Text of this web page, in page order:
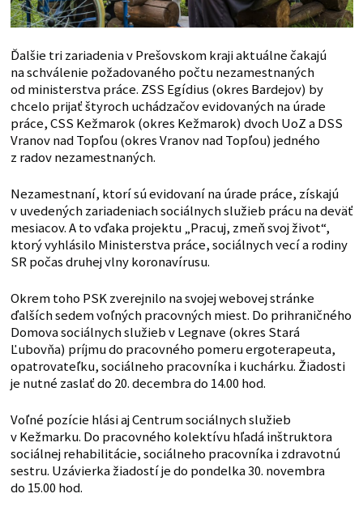
Ďalšie tri zariadenia v Prešovskom kraji aktuálne čakajú
na schválenie požadovaného počtu nezamestnaných
od ministerstva práce. ZSS Egídius (okres Bardejov) by
chcelo prijať štyroch uchádzačov evidovaných na úrade
práce, CSS Kežmarok (okres Kežmarok) dvoch UoZ a DSS
Vranov nad Topľou (okres Vranov nad Topľou) jedného
z radov nezamestnaných.
Nezamestnaní, ktorí sú evidovaní na úrade práce, získajú
v uvedených zariadeniach sociálnych služieb prácu na deväť
mesiacov. A to vďaka projektu „Pracuj, zmeň svoj život“,
ktorý vyhlásilo Ministerstva práce, sociálnych vecí a rodiny
SR počas druhej vlny koronavírusu.
Okrem toho PSK zverejnilo na svojej webovej stránke
ďalších sedem voľných pracovných miest. Do prihraničného
Domova sociálnych služieb v Legnave (okres Stará
Ľubovňa) príjmu do pracovného pomeru ergoterapeuta,
opatrovateľku, sociálneho pracovníka i kuchárku. Žiadosti
je nutné zaslať do 20. decembra do 14.00 hod.
Voľné pozície hlási aj Centrum sociálnych služieb
v Kežmarku. Do pracovného kolektívu hľadá inštruktora
sociálnej rehabilitácie, sociálneho pracovníka i zdravotnú
sestru. Uzávierka žiadostí je do pondelka 30. novembra
do 15.00 hod.